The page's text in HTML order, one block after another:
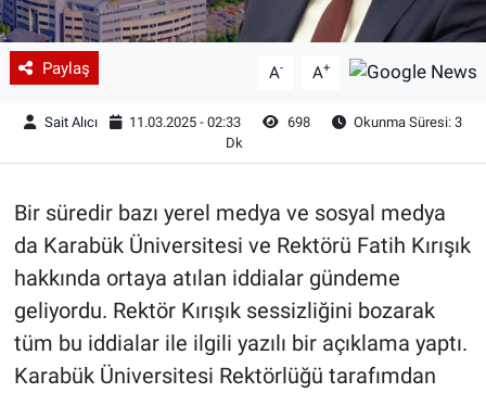
Paylaş A- A+
Sait Alıcı 11.03.2025 - 02:33 698
Okunma Süresi: 3
Dk
Bir süredir bazı yerel medya ve sosyal medya
da Karabük Üniversitesi ve Rektörü Fatih Kırışık
hakkında ortaya atılan iddialar gündeme
geliyordu. Rektör Kırışık sessizliğini bozarak
tüm bu iddialar ile ilgili yazılı bir açıklama yaptı.
Karabük Üniversitesi Rektörlüğü tarafımdan